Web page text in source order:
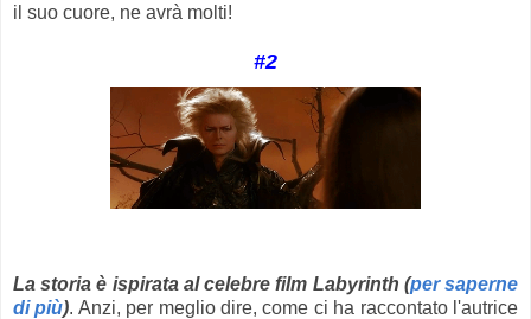
il suo cuore, ne avrà molti!
#2
La storia è ispirata al celebre film Labyrinth (per saperne
di più). Anzi, per meglio dire, come ci ha raccontato l'autrice